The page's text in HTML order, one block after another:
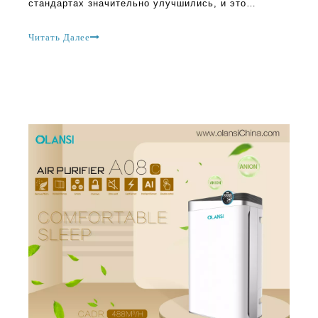
почему так много семей начали использовать
Лучшие продажи Китай Очистители и использование воздуха во время пандемического периода